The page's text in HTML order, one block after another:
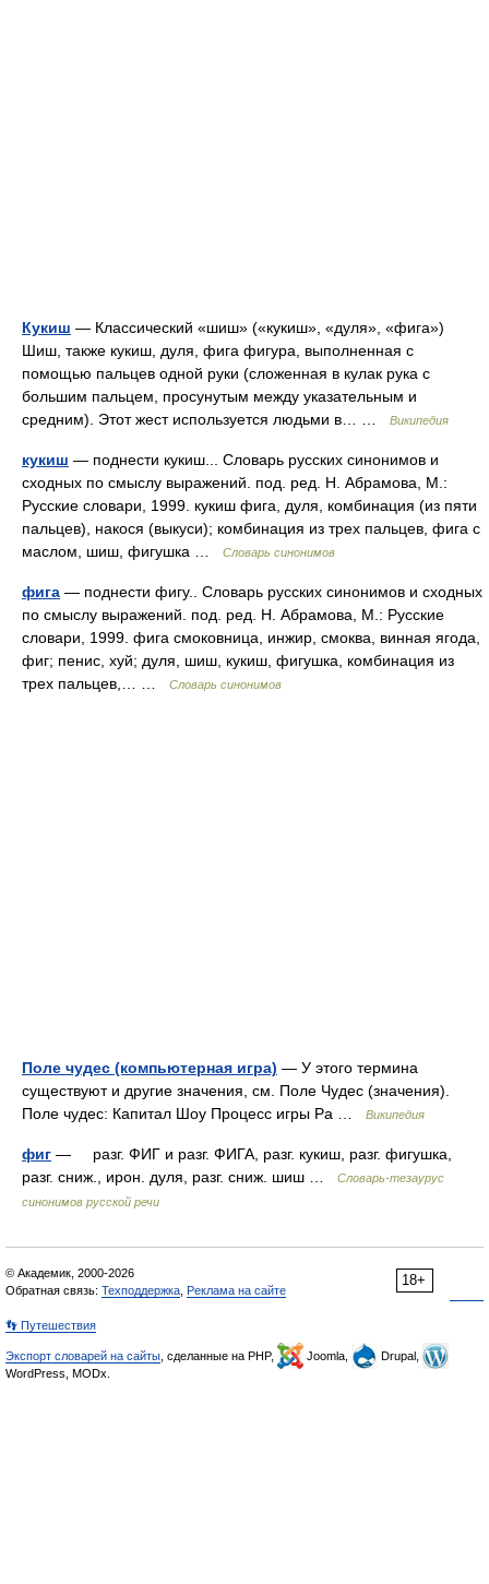
Кукиш — Классический «шиш» («кукиш», «дуля», «фига»)
Шиш, также кукиш, дуля, фига фигура, выполненная с
помощью пальцев одной руки (сложенная в кулак рука с
большим пальцем, просунутым между указательным и
средним). Этот жест используется людьми в… …
Википедия
кукиш — поднести кукиш... Словарь русских синонимов и
сходных по смыслу выражений. под. ред. Н. Абрамова, М.:
Русские словари, 1999. кукиш фига, дуля, комбинация (из пяти
пальцев), накося (выкуси); комбинация из трех пальцев, фига с
маслом, шиш, фигушка …
Словарь синонимов
фига — поднести фигу.. Словарь русских синонимов и сходных
по смыслу выражений. под. ред. Н. Абрамова, М.: Русские
словари, 1999. фига смоковница, инжир, смоква, винная ягода,
фиг; пенис, хуй; дуля, шиш, кукиш, фигушка, комбинация из
трех пальцев,… …
Словарь синонимов
Поле чудес (компьютерная игра) — У этого термина
существуют и другие значения, см. Поле Чудес (значения).
Поле чудес: Капитал Шоу Процесс игры Ра …
Википедия
фиг — разг. ФИГ и разг. ФИГА, разг. кукиш, разг. фигушка,
разг. сниж., ирон. дуля, разг. сниж. шиш …
Словарь-тезаурус
синонимов русской речи
18+
© Академик, 2000-2026
Обратная связь: Техподдержка Реклама на сайте
👣 Путешествия
Экспорт словарей на сайты , сделанные на PHP, Joomla,
Drupal,
WordPress, MODx.